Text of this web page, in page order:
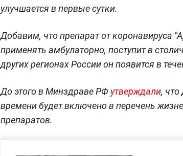
улучшается в первые сутки.
Добавим, что препарат от коронавируса
применять амбулаторно, поступит в
других регионах России он появится в
До этого в Минздраве РФ утверждали, что
времени будет включено в перечень
препаратов.